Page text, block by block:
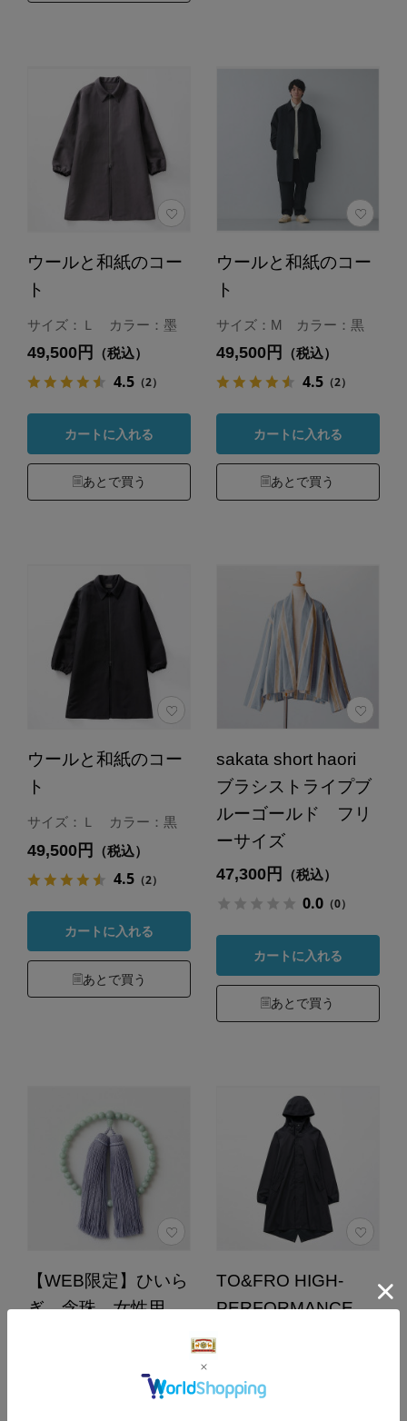
ウールと和紙のコー
ト
サイズ：Ｌ カラー：墨
49,500円 （税込）
4.5（2）
カートに入れる
あとで買う
ウールと和紙のコー
ト
サイズ：M カラー：黒
49,500円 （税込）
4.5（2）
カートに入れる
あとで買う
ウールと和紙のコー
ト
サイズ：Ｌ カラー：黒
49,500円 （税込）
4.5（2）
カートに入れる
あとで買う
sakata short haori
ブラシストライプブ
ルーゴールド フリ
ーサイズ
47,300円 （税込）
0.0（0）
カートに入れる
あとで買う
【WEB限定】ひいら
ぎ 念珠 女性用
（15）
TO&FRO HIGH-
PERFORMANCE
WATERPROOF
サイズ：S-M カラー：